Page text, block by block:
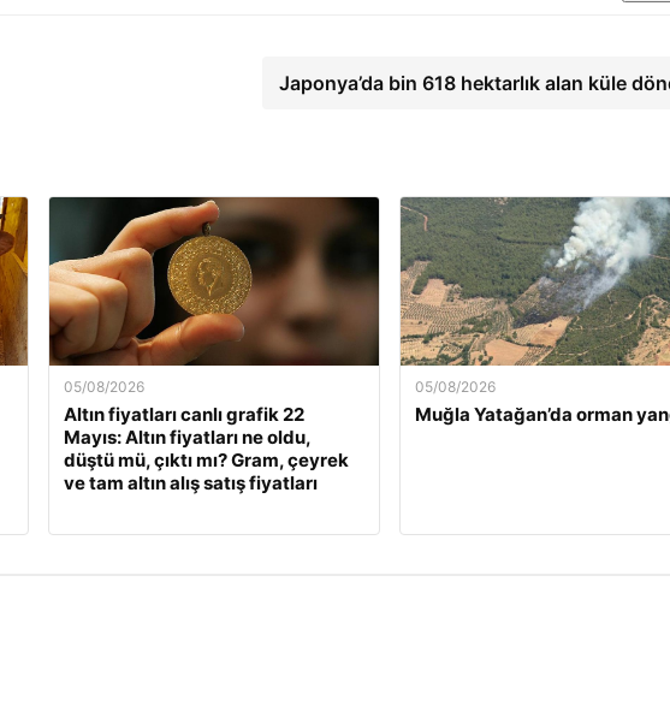
Japonya’da bin 618 hektarlık alan küle
05/08/2026
Altın fiyatları canlı grafik 22
Mayıs: Altın fiyatları ne oldu,
düştü mü, çıktı mı? Gram, çeyrek
ve tam altın alış satış fiyatları
05/08/2026
Muğla Yatağan’da orman